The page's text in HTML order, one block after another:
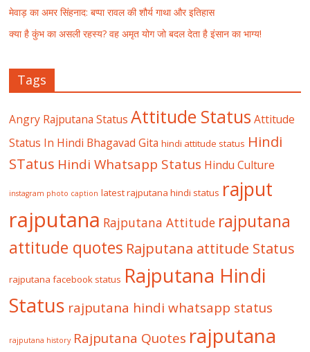
मेवाड़ का अमर सिंहनाद: बप्पा रावल की शौर्य गाथा और इतिहास
क्या है कुंभ का असली रहस्य? वह अमृत योग जो बदल देता है इंसान का भाग्य!
Tags
Angry Rajputana Status Attitude Status Attitude
Status In Hindi Bhagavad Gita hindi attitude status Hindi
STatus Hindi Whatsapp Status Hindu Culture
instagram photo caption latest rajputana hindi status rajput
rajputana Rajputana Attitude rajputana
attitude quotes Rajputana attitude Status
rajputana facebook status Rajputana Hindi
Status rajputana hindi whatsapp status
rajputana history Rajputana Quotes rajputana